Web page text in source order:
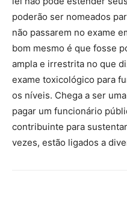
poderão ser nomeados
não passarem no exame
bom mesmo é que fosse
ampla e irrestrita no que
exame toxicológico para
os níveis. Chega a ser
pagar um funcionário
contribuinte para
vezes, estão ligados a